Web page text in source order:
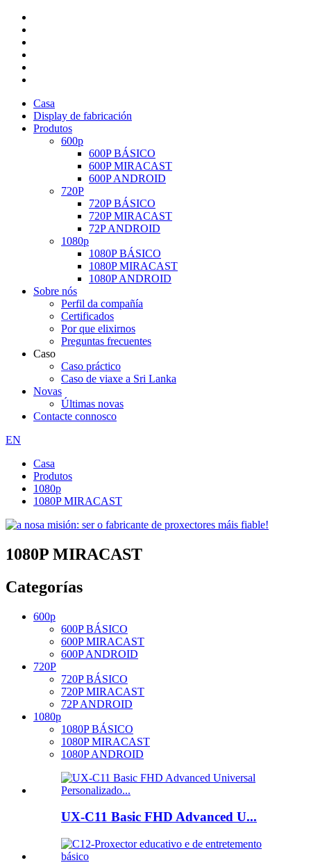
Casa
Display de fabricación
Produtos
600p
600P BÁSICO
600P MIRACAST
600P ANDROID
720P
720P BÁSICO
720P MIRACAST
72P ANDROID
1080p
1080P BÁSICO
1080P MIRACAST
1080P ANDROID
Sobre nós
Perfil da compañía
Certificados
Por que elixirnos
Preguntas frecuentes
Caso
Caso práctico
Caso de viaxe a Sri Lanka
Novas
Últimas novas
Contacte connosco
EN
Casa
Produtos
1080p
1080P MIRACAST
1080P MIRACAST
Categorías
600p
600P BÁSICO
600P MIRACAST
600P ANDROID
720P
720P BÁSICO
720P MIRACAST
72P ANDROID
1080p
1080P BÁSICO
1080P MIRACAST
1080P ANDROID
UX-C11 Basic FHD Advanced U...